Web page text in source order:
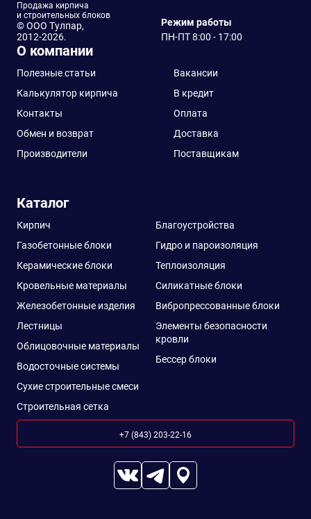
Продажа кирпича
и строительных блоков
© ООО Тулпар,
2012-2026.
Режим работы
ПН-ПТ 8:00 - 17:00
О компании
Полезные статьи
Вакансии
Калькулятор кирпича
В кредит
Контакты
Оплата
Обмен и возврат
Доставка
Производители
Поставщикам
Каталог
Кирпич
Газобетонные блоки
Керамические блоки
Кровельные материалы
Железобетонные изделия
Лестницы
Облицовочные материалы
Водосточные системы
Сухие строительные смеси
Строительная сетка
Благоустройства
Гидро и пароизоляция
Теплоизоляция
Силикатные блоки
Вибропрессованные блоки
Элементы безопасности
кровли
Бессер блоки
+7 (843) 203-22-16